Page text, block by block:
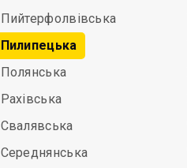
Пийтерфолвівська
Пилипецька
Полянська
Рахівська
Свалявська
Середнянська